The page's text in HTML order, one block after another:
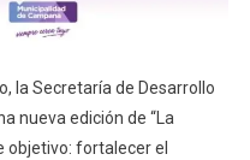
la Secretaría de Desarrollo
nueva edición de “La
objetivo: fortalecer el